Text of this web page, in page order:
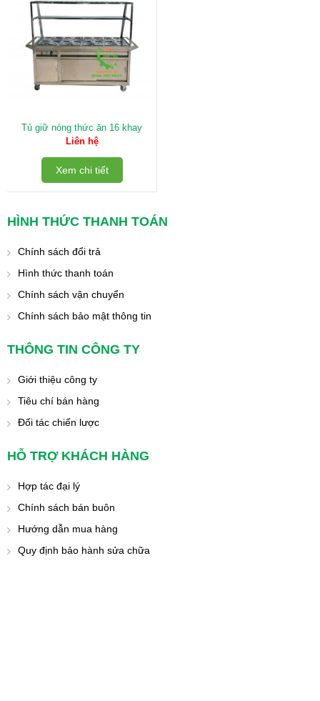
Tủ giữ nóng thức ăn 16 khay
Liên hệ
Xem chi tiết
HÌNH THỨC THANH TOÁN
Chính sách đổi trả
Hình thức thanh toán
Chính sách vận chuyển
Chính sách bảo mật thông tin
THÔNG TIN CÔNG TY
Giới thiệu công ty
Tiêu chí bán hàng
Đối tác chiến lược
HỖ TRỢ KHÁCH HÀNG
Hợp tác đại lý
Chính sách bán buôn
Hướng dẫn mua hàng
Quy định bảo hành sửa chữa